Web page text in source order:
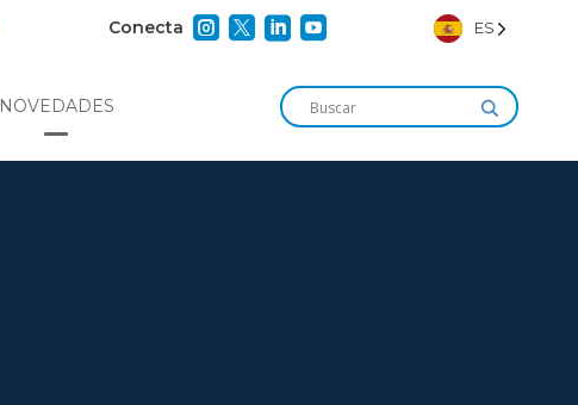
Conecta     ES
NOVEDADES